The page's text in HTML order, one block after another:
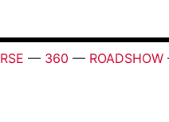
RSE — 360 — ROADSHOW